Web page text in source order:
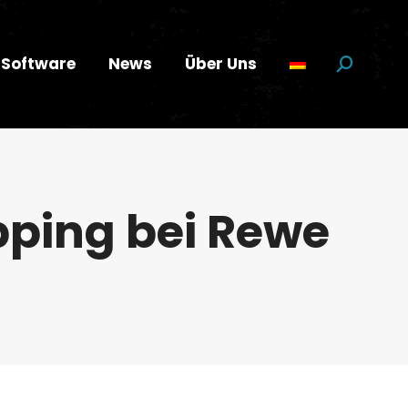
Software News Über Uns Suchen:
bei Rewe